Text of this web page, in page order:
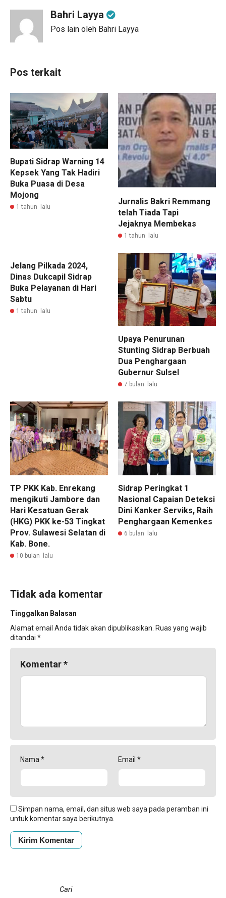
Bahri Layya
Pos lain oleh Bahri Layya
Pos terkait
Bupati Sidrap Warning 14
Kepsek Yang Tak Hadiri
Buka Puasa di Desa
Mojong
1 tahun lalu
Jurnalis Bakri Remmang
telah Tiada Tapi
Jejaknya Membekas
1 tahun lalu
Jelang Pilkada 2024,
Dinas Dukcapil Sidrap
Buka Pelayanan di Hari
Sabtu
1 tahun lalu
Upaya Penurunan
Stunting Sidrap Berbuah
Dua Penghargaan
Gubernur Sulsel
7 bulan lalu
TP PKK Kab. Enrekang
mengikuti Jambore dan
Hari Kesatuan Gerak
(HKG) PKK ke-53 Tingkat
Prov. Sulawesi Selatan di
Kab. Bone.
10 bulan lalu
Sidrap Peringkat 1
Nasional Capaian Deteksi
Dini Kanker Serviks, Raih
Penghargaan Kemenkes
6 bulan lalu
Tidak ada komentar
Tinggalkan Balasan
Alamat email Anda tidak akan dipublikasikan. Ruas yang wajib
ditandai *
Komentar*
Nama * Email *
Simpan nama, email, dan situs web saya pada peramban ini
untuk komentar saya berikutnya.
Cari